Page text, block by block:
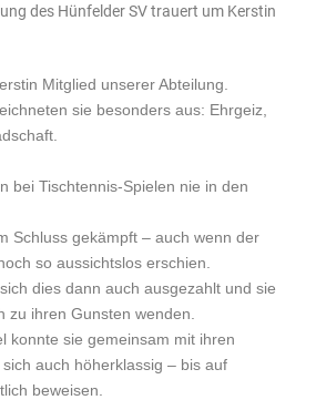
des Hünfelder SV trauert um Kerstin
Mitglied unserer Abteilung.
sie besonders aus: Ehrgeiz,
bei Tischtennis-Spielen nie in den
Schluss gekämpft – auch wenn der
so aussichtslos erschien.
dies dann auch ausgezahlt und sie
zu ihren Gunsten wenden.
konnte sie gemeinsam mit ihren
auch höherklassig – bis auf
beweisen.